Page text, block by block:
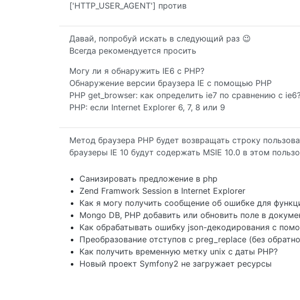
['HTTP_USER_AGENT'] против
Давай, попробуй искать в следующий раз 😉
Всегда рекомендуется просить
Могу ли я обнаружить IE6 с PHP?
Обнаружение версии браузера IE с помощью PHP
PHP get_browser: как определить ie7 по сравнению с
PHP: если Internet Explorer 6, 7, 8 или 9
Метод браузера PHP будет возвращать строку
браузеры IE 10 будут содержать MSIE 10.0 в этом
Санизировать предложение в php
Zend Framwork Session в Internet Explorer
Как я могу получить сообщение об ошибке для
Mongo DB, PHP добавить или обновить поле в
Как обрабатывать ошибку json-декодирования с
Преобразование отступов с preg_replace (без
Как получить временную метку unix с даты PHP?
Новый проект Symfony2 не загружает ресурсы